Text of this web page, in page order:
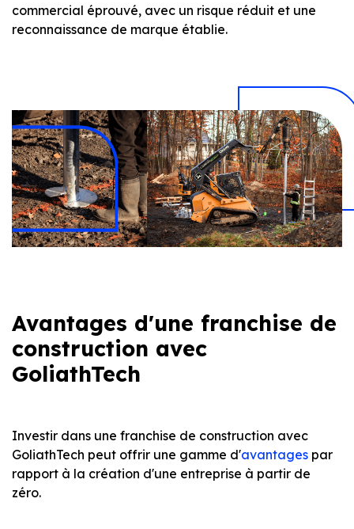
commercial éprouvé, avec un risque réduit et une
reconnaissance de marque établie.
Avantages d'une franchise de
construction avec
GoliathTech
Investir dans une franchise de construction avec
GoliathTech peut offrir une gamme d'avantages par
rapport à la création d'une entreprise à partir de
zéro.